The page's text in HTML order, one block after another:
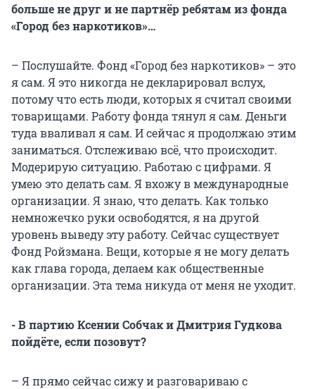
больше не друг и не партнёр ребятам из фонда
«Город без наркотиков»…
– Послушайте. Фонд «Город без наркотиков» – это
я сам. Я это никогда не декларировал вслух,
потому что есть люди, которых я считал своими
товарищами. Работу фонда тянул я сам. Деньги
туда вваливал я сам. И сейчас я продолжаю этим
заниматься. Отслеживаю всё, что происходит.
Модерирую ситуацию. Работаю с цифрами. Я
умею это делать сам. Я вхожу в международные
организации. Я знаю, что делать. Как только
немножечко руки освободятся, я на другой
уровень выведу эту работу. Сейчас существует
Фонд Ройзмана. Вещи, которые я не могу делать
как глава города, делаем как общественные
организации. Эта тема никуда от меня не уходит.
- В партию Ксении Собчак и Дмитрия Гудкова
пойдёте, если позовут?
– Я прямо сейчас сижу и разговариваю с